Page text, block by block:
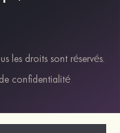
les droits sont réservés.
confidentialité